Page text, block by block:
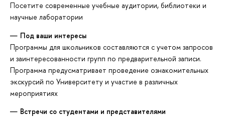
Посетите современные учебные аудитории, библиотеки и
научные лаборатории
Под ваши интересы
Программы для школьников составляются с учетом запросов
и заинтересованности групп по предварительной записи.
Программа предусматривает проведение ознакомительных
экскурсий по Университету и участие в различных
мероприятиях
Встречи со студентами и представителями